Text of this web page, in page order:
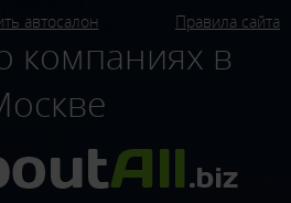
автосалон Правила сайта
компаниях в